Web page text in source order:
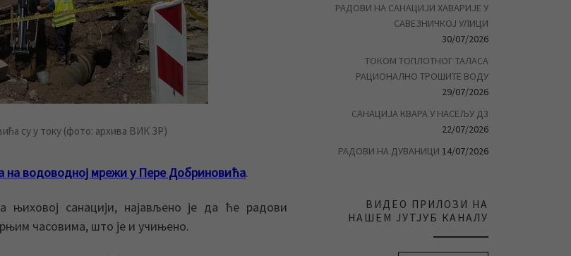
су у току (фото: архива ВИК ЗР)
на водоводној мрежи у Пере Добриновића.
санацији, најављено је да ће радови
часовима, што је и учињено.
РАДОВИ НА САНАЦИЈИ ХАВАРИЈЕ У
САВЕЗНИЧКОЈ УЛИЦИ
30/07/2026
ТОКОМ ТОПЛОТНОГ ТАЛАСА
РАЦИОНАЛНО ТРОШИТЕ ВОДУ
29/07/2026
САНАЦИЈА КВАРА У НАСЕЉУ Д3
22/07/2026
РАДОВИ НА ДУВАНИЦИ 14/07/2026
ВИДЕО ПРИЛОЗИ НА
НАШЕМ ЈУТЈУБ КАНАЛУ